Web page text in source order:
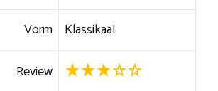
Vorm Klassikaal
Review